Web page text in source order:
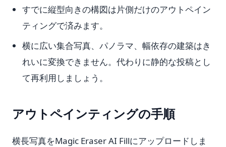
すでに縦型向きの構図は片側だけのアウトペイン
ティングで済みます。
横に広い集合写真、パノラマ、幅依存の建築はき
れいに変換できません。代わりに静的な投稿とし
て再利用しましょう。
アウトペインティングの手順
横長写真をMagic Eraser AI Fillにアップロードしま